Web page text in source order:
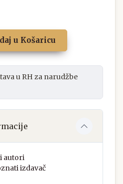
u Košaricu
u RH za narudžbe
autori
izdavač